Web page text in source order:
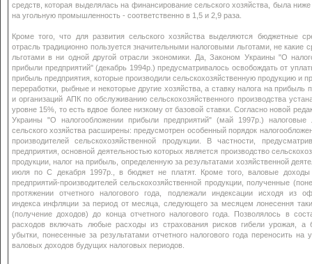
средств, которая выделялась на финансирование сельского хозяйства, была
на угольную промышленность - соответственно в 1,5 и 2,9 раза.
Кроме того, что для развития сельского хозяйства выделяются бюджетные
отрасль традиционно пользуется значительными налоговыми льготами, не какие
льготами в ни одной другой отрасли экономики. Да, Законом Украины "О
прибыли предприятий" (декабрь 1994р.) предусматривалось освобождать от
прибыль предприятия, которые производили сельскохозяйственную продукцию и
переработки, рыбные и некоторые другие хозяйства, а ставку налога на прибыль
и организаций АПК по обслуживанию сельскохозяйственного производства
уровне 15%, то есть вдвое более низкому от базовой ставки. Согласно новой
Украины "О налогообложении прибыли предприятий" (май 1997р.) налоговые
сельского хозяйства расширены: предусмотрен особенный порядок
производителей сельскохозяйственной продукции. В частности,
предприятия, основной деятельностью которых является производство
продукции, налог на прибыль, определенную за результатами хозяйственной
июля по С декабря 1997р., в бюджет не платят. Кроме того, валовые
предприятий-производителей сельскохозяйственной продукции, полученные
протяжении отчетного налогового года, подлежали индексации исходя из
индекса инфляции за период от месяца, следующего за месяцем лонесення
(получение доходов) до конца отчетного налогового года. Позволялось в
расходов включать любые расходы из страхования рисков гибели урожая, а
убытки, понесенные за результатами отчетного налогового года переносить на
валовых доходов будущих налоговых периодов.